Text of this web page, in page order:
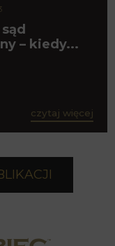
– kiedy...
czytaj więcej